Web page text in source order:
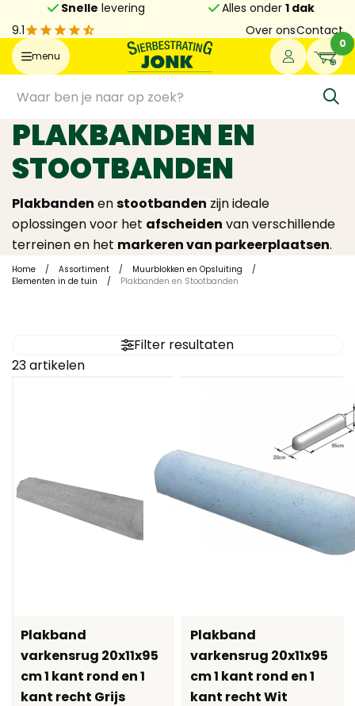
Snelle levering Alles onder 1 dak
9.1
Over onsContact
menu
0
PLAKBANDEN EN
STOOTBANDEN
Plakbanden enstootbanden zijn ideale
oplossingen voor het afscheiden van verschillende
terreinen en het markeren van parkeerplaatsen.
Home / Assortiment / Muurblokken en Opsluiting
/
Elementen in de tuin
/ Plakbanden en Stootbanden
23artikelen
Filter resultaten
Plakband
varkensrug 20x11x95
cm 1 kant rond en 1
kant recht Grijs
Plakband
varkensrug 20x11x95
cm 1 kant rond en 1
kant recht Wit